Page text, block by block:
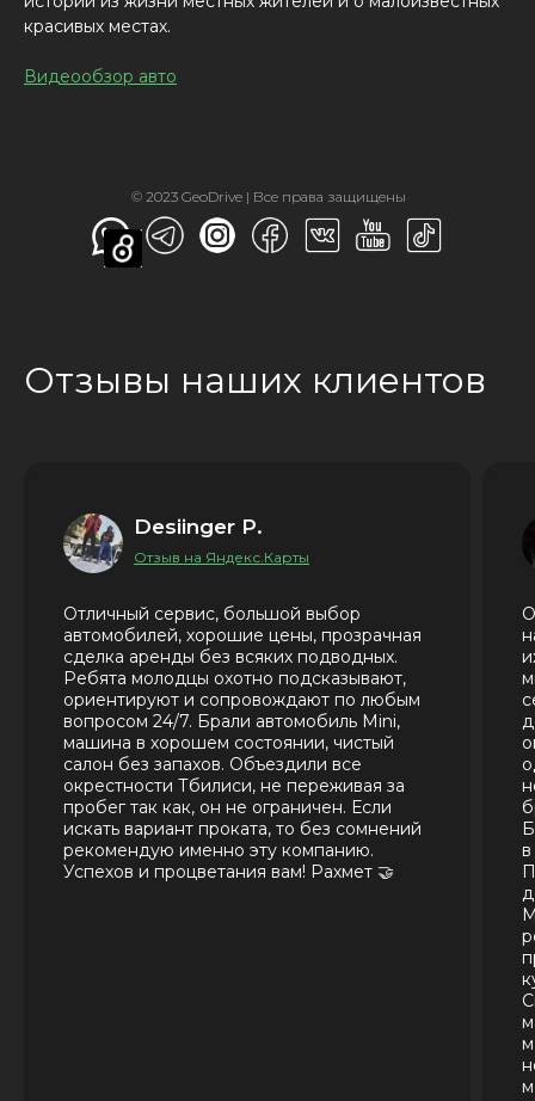
красивых местах.
Видеообзор авто
© 2023 GeoDrive | Все права защищены
Отзывы наших клиентов
Desiinger P.
Отзыв на Яндекс.Карты
Отличный сервис, большой выбор
автомобилей, хорошие цены, прозрачная
сделка аренды без всяких подводных.
Ребята молодцы охотно подсказывают,
ориентируют и сопровождают по любым
вопросом 24/7. Брали автомобиль Mini,
машина в хорошем состоянии, чистый
салон без запахов. Объездили все
окрестности Тбилиси, не переживая за
пробег так как, он не ограничен. Если
искать вариант проката, то без сомнений
рекомендую именно эту компанию.
Успехов и процветания вам! Рахмет 🤝